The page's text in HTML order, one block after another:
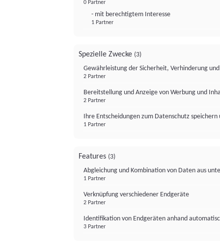
0 Partner
- mit berechtigtem Interesse
1 Partner
Spezielle Zwecke (3)
Gewährleistung der Sicherheit, Verhinderung
2 Partner
Bereitstellung und Anzeige von Werbung und
2 Partner
Ihre Entscheidungen zum Datenschutz
1 Partner
Features (3)
Abgleichung und Kombination von Daten aus
1 Partner
Verknüpfung verschiedener Endgeräte
2 Partner
Identifikation von Endgeräten anhand
3 Partner